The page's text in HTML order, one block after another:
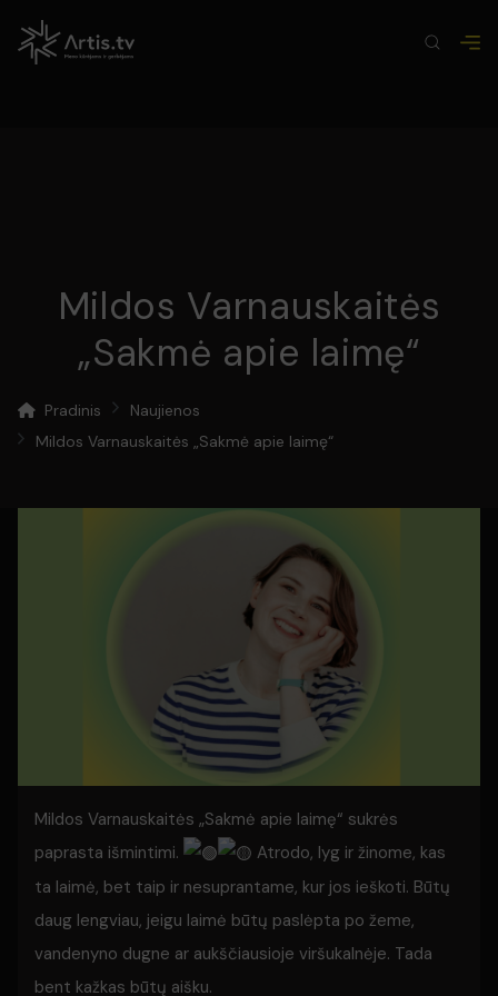
Mildos Varnauskaitės
„Sakmė apie laimę“
Pradinis
Naujienos
Mildos Varnauskaitės „Sakmė apie laimę“
Mildos Varnauskaitės „Sakmė apie laimę“ sukrės
paprasta išmintimi.
Atrodo, lyg ir žinome, kas
ta laimė, bet taip ir nesuprantame, kur jos ieškoti. Būtų
daug lengviau, jeigu laimė būtų paslėpta po žeme,
vandenyno dugne ar aukščiausioje viršukalnėje. Tada
bent kažkas būtų aišku.